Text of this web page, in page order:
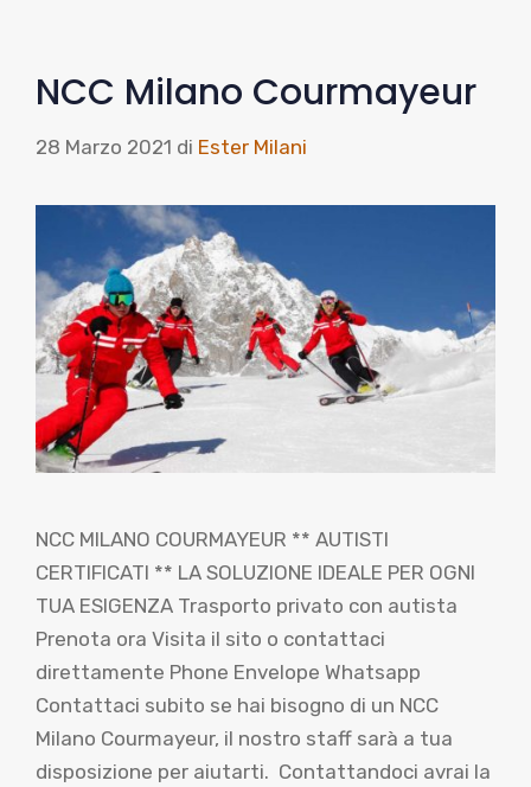
NCC Milano Courmayeur
28 Marzo 2021 di Ester Milani
NCC MILANO COURMAYEUR ** AUTISTI
CERTIFICATI ** LA SOLUZIONE IDEALE PER OGNI
TUA ESIGENZA Trasporto privato con autista
Prenota ora Visita il sito o contattaci
direttamente Phone Envelope Whatsapp
Contattaci subito se hai bisogno di un NCC
Milano Courmayeur, il nostro staff sarà a tua
disposizione per aiutarti. Contattandoci avrai la